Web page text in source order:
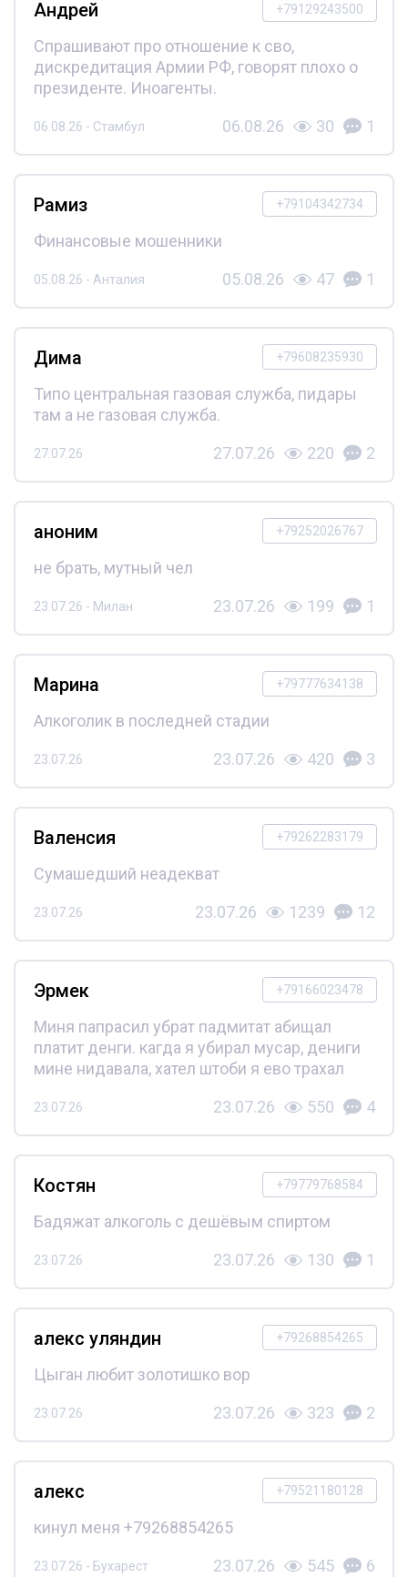
+79129243500
Андрей
Спрашивают про отношение к сво,
дискредитация Армии РФ, говорят плохо о
президенте. Иноагенты.
06.08.26 - Стамбул 06.08.26 30 1
+79104342734
Рамиз
Финансовые мошенники
05.08.26 - Анталия 05.08.26 47 1
+79608235930
Дима
Типо центральная газовая служба, пидары
там а не газовая служба.
27.07.26 27.07.26 220 2
+79252026767
аноним
не брать, мутный чел
23.07.26 - Милан 23.07.26 199 1
+79777634138
Марина
Алкоголик в последней стадии
23.07.26 23.07.26 420 3
+79262283179
Валенсия
Сумашедший неадекват
23.07.26 23.07.26 1239 12
+79166023478
Эрмек
Миня папрасил убрат падмитат абищал
платит денги. кагда я убирал мусар, дениги
мине нидавала, хател штоби я ево трахал
23.07.26 23.07.26 550 4
+79779768584
Костян
Бадяжат алкоголь с дешёвым спиртом
23.07.26 23.07.26 130 1
+79268854265
алекс уляндин
Цыган любит золотишко вор
23.07.26 23.07.26 323 2
+79521180128
алекс
кинул меня +79268854265
23.07.26 - Бухарест 23.07.26 545 6